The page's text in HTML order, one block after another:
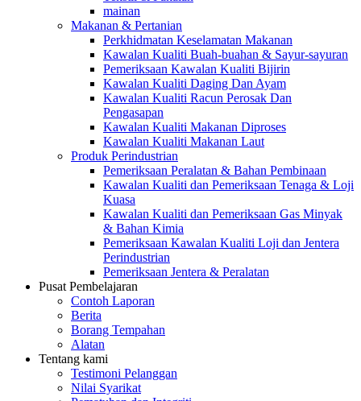
mainan
Makanan & Pertanian
Perkhidmatan Keselamatan Makanan
Kawalan Kualiti Buah-buahan & Sayur-sayuran
Pemeriksaan Kawalan Kualiti Bijirin
Kawalan Kualiti Daging Dan Ayam
Kawalan Kualiti Racun Perosak Dan
Pengasapan
Kawalan Kualiti Makanan Diproses
Kawalan Kualiti Makanan Laut
Produk Perindustrian
Pemeriksaan Peralatan & Bahan Pembinaan
Kawalan Kualiti dan Pemeriksaan Tenaga & Loji
Kuasa
Kawalan Kualiti dan Pemeriksaan Gas Minyak
& Bahan Kimia
Pemeriksaan Kawalan Kualiti Loji dan Jentera
Perindustrian
Pemeriksaan Jentera & Peralatan
Pusat Pembelajaran
Contoh Laporan
Berita
Borang Tempahan
Alatan
Tentang kami
Testimoni Pelanggan
Nilai Syarikat